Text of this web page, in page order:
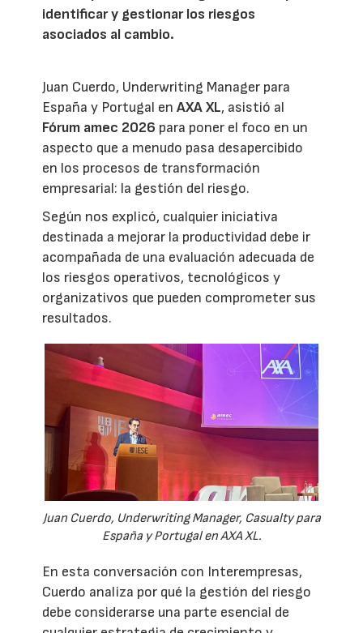
identificar y gestionar los riesgos
asociados al cambio.
Juan Cuerdo, Underwriting Manager para
España y Portugal enAXA XL, asistió al
Fórum amec 2026 para poner el foco en un
aspecto que a menudo pasa desapercibido
en los procesos de transformación
empresarial: la gestión del riesgo.
Según nos explicó, cualquier iniciativa
destinada a mejorar la productividad debe ir
acompañada de una evaluación adecuada de
los riesgos operativos, tecnológicos y
organizativos que pueden comprometer sus
resultados.
Juan Cuerdo, Underwriting Manager, Casualty para
España y Portugal en AXA XL.
En esta conversación con Interempresas,
Cuerdo analiza por qué la gestión del riesgo
debe considerarse una parte esencial de